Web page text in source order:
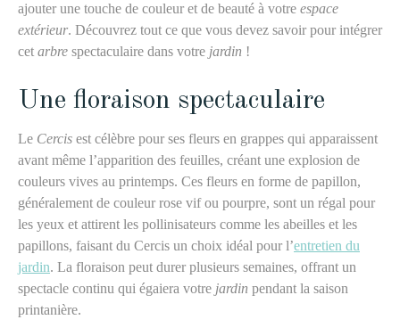
ajouter une touche de couleur et de beauté à votre espace
extérieur. Découvrez tout ce que vous devez savoir pour intégrer
cetarbre spectaculaire dans votre jardin !
Une floraison spectaculaire
Le Cercis est célèbre pour ses fleurs en grappes qui apparaissent
avant même l’apparition des feuilles, créant une explosion de
couleurs vives au printemps. Ces fleurs en forme de papillon,
généralement de couleur rose vif ou pourpre, sont un régal pour
les yeux et attirent les pollinisateurs comme les abeilles et les
papillons, faisant du Cercis un choix idéal pour l’entretien du
jardin. La floraison peut durer plusieurs semaines, offrant un
spectacle continu qui égaiera votre jardin pendant la saison
printanière.